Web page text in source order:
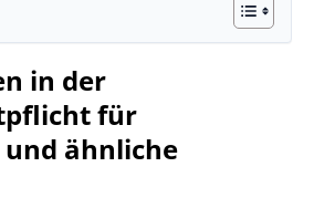
in der
für
und ähnliche